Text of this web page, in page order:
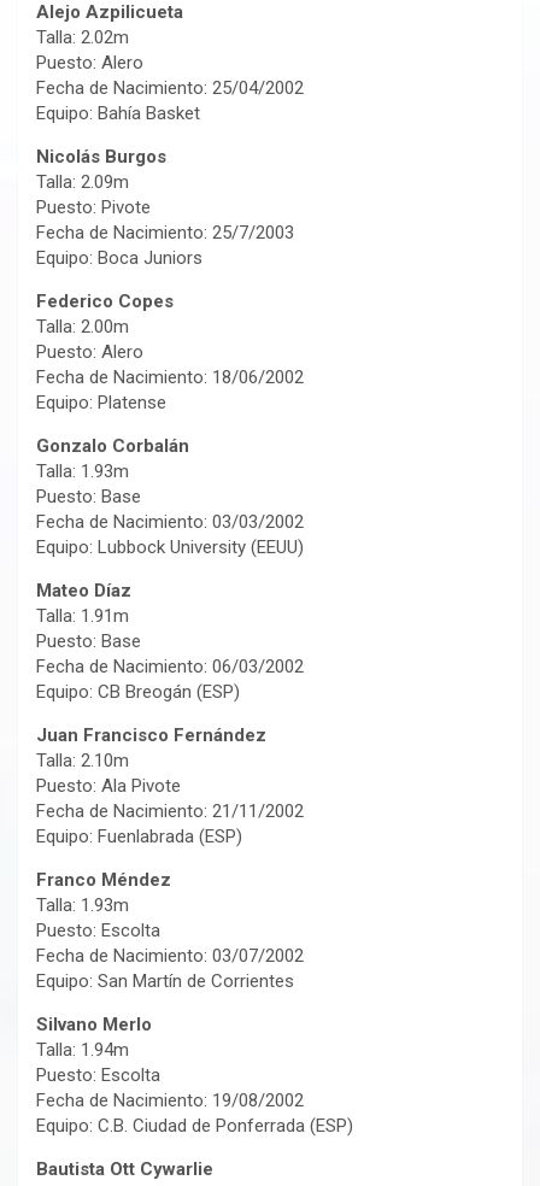
Alejo Azpilicueta
Talla: 2.02m
Puesto: Alero
Fecha de Nacimiento: 25/04/2002
Equipo: Bahía Basket
Nicolás Burgos
Talla: 2.09m
Puesto: Pivote
Fecha de Nacimiento: 25/7/2003
Equipo: Boca Juniors
Federico Copes
Talla: 2.00m
Puesto: Alero
Fecha de Nacimiento: 18/06/2002
Equipo: Platense
Gonzalo Corbalán
Talla: 1.93m
Puesto: Base
Fecha de Nacimiento: 03/03/2002
Equipo: Lubbock University (EEUU)
Mateo Díaz
Talla: 1.91m
Puesto: Base
Fecha de Nacimiento: 06/03/2002
Equipo: CB Breogán (ESP)
Juan Francisco Fernández
Talla: 2.10m
Puesto: Ala Pivote
Fecha de Nacimiento: 21/11/2002
Equipo: Fuenlabrada (ESP)
Franco Méndez
Talla: 1.93m
Puesto: Escolta
Fecha de Nacimiento: 03/07/2002
Equipo: San Martín de Corrientes
Silvano Merlo
Talla: 1.94m
Puesto: Escolta
Fecha de Nacimiento: 19/08/2002
Equipo: C.B. Ciudad de Ponferrada (ESP)
Bautista Ott Cywarlie